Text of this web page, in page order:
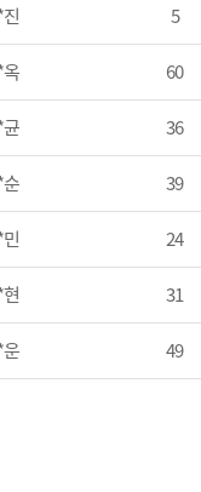
5
60
36
39
24
31
49